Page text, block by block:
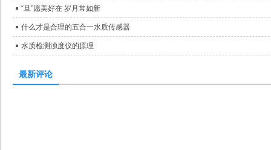
“旦”愿美好在 岁月常如新
什么才是合理的五合一水质传感器
水质检测浊度仪的原理
最新评论